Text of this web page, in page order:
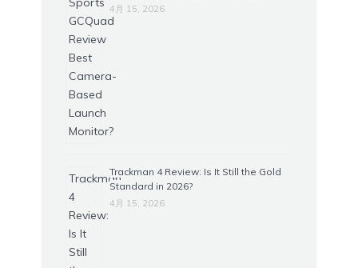
4月 15, 2026
Trackman 4 Review: Is It Still the Gold
Standard in 2026?
4月 15, 2026